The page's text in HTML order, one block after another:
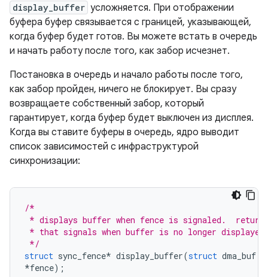
display_buffer усложняется. При отображении
буфера буфер связывается с границей, указывающей,
когда буфер будет готов. Вы можете встать в очередь
и начать работу после того, как забор исчезнет.
Постановка в очередь и начало работы после того,
как забор пройден, ничего не блокирует. Вы сразу
возвращаете собственный забор, который
гарантирует, когда буфер будет выключен из дисплея.
Когда вы ставите буферы в очередь, ядро ​​выводит
список зависимостей с инфраструктурой
синхронизации:
/*
* displays buffer when fence is signaled.
* that signals when buffer is no longer
*/
struct sync_fence* display_buffer(struct dma_buf
*fence);